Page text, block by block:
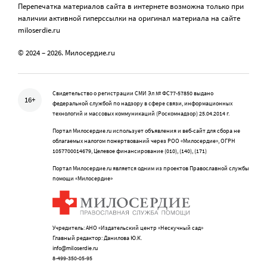
Перепечатка материалов сайта в интернете возможна только при
наличии активной гиперссылки на оригинал материала на сайте
miloserdie.ru
© 2024 – 2026. Милосердие.ru
16+
Свидетельство о регистрации СМИ Эл № ФС77-57850 выдано
федеральной службой по надзору в сфере связи, информационных
технологий и массовых коммуникаций (Роскомнадзор) 25.04.2014 г.
Портал Милосердие.ru использует объявления и веб-сайт для сбора не
облагаемых налогом пожертвований через РОО «Милосердие», ОГРН
1057700014679, Целевое финансирование (010), (140), (171)
Портал Милосердие.ru является одним из проектов Православной службы
помощи «Милосердие»
Учредитель: АНО «Издательский центр «Нескучный сад»
Главный редактор: Данилова Ю.К.
info@miloserdie.ru
8-499-350-05-95